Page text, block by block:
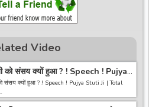
Video
को संसय क्यों हुआ ? ! Speech ! Pujya
| Total Bhakti
को संसय क्यों हुआ ? ! Speech ! Pujya Stuti Ji | Total